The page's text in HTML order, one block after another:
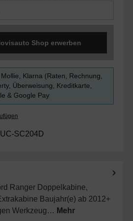
Shop erwerben
Klarna (Raten, Rechnung,
Überweisung, Kreditkarte,
& Google Pay
UC-SC204D
Ranger Doppelkabine,
Baujahr(e) ab 2012+
Werkzeug… Mehr